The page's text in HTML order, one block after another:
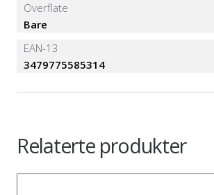
Overflate
Bare
EAN-13
3479775585314
Relaterte produkter